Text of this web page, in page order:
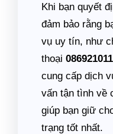
Khi bạn quyết
đảm bảo rằng
vụ uy tín, như
thoại
cung cấp dịch
vấn tận tình về
giúp bạn giữ
trạng tốt nhất.